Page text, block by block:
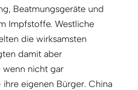
Beatmungsgeräte und
Impfstoffe. Westliche
die wirksamsten
damit aber
wenn nicht gar
ihre eigenen Bürger. China